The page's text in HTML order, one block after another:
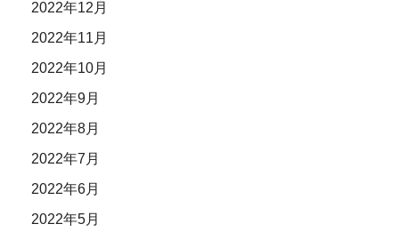
2022年12月
2022年11月
2022年10月
2022年9月
2022年8月
2022年7月
2022年6月
2022年5月